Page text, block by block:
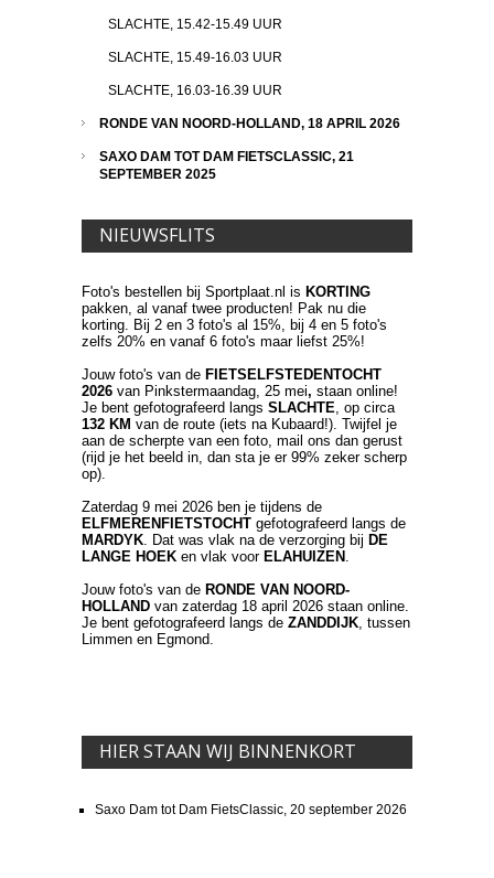
SLACHTE, 15.42-15.49 UUR
SLACHTE, 15.49-16.03 UUR
SLACHTE, 16.03-16.39 UUR
RONDE VAN NOORD-HOLLAND, 18 APRIL 2026
SAXO DAM TOT DAM FIETSCLASSIC, 21
SEPTEMBER 2025
NIEUWSFLITS
Foto's bestellen bij Sportplaat.nl is KORTING
pakken, al vanaf twee producten! Pak nu die
korting. Bij 2 en 3 foto's al 15%, bij 4 en 5 foto's
zelfs 20% en vanaf 6 foto's maar liefst 25%!
Jouw foto's van de FIETSELFSTEDENTOCHT
2026 van Pinkstermaandag, 25 mei, staan online!
Je bent gefotografeerd langs SLACHTE , op circa
132 KM van de route (iets na Kubaard!). Twijfel je
aan de scherpte van een foto, mail ons dan gerust
(rijd je het beeld in, dan sta je er 99% zeker scherp
op).
Zaterdag 9 mei 2026 ben je tijdens de
ELFMERENFIETSTOCHT gefotografeerd langs de
MARDYK . Dat was vlak na de verzorging bij DE
LANGE HOEK en vlak voor ELAHUIZEN
Jouw foto's van de RONDE VAN NOORD-
HOLLAND van zaterdag 18 april 2026 staan online.
Je bent gefotografeerd langs de ZANDDIJK , tussen
Limmen en Egmond.
HIER STAAN WIJ BINNENKORT
Saxo Dam tot Dam FietsClassic, 20 september 2026